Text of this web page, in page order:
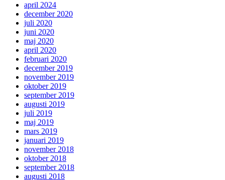
april 2024
december 2020
juli 2020
juni 2020
maj 2020
april 2020
februari 2020
december 2019
november 2019
oktober 2019
september 2019
augusti 2019
juli 2019
maj 2019
mars 2019
januari 2019
november 2018
oktober 2018
september 2018
augusti 2018